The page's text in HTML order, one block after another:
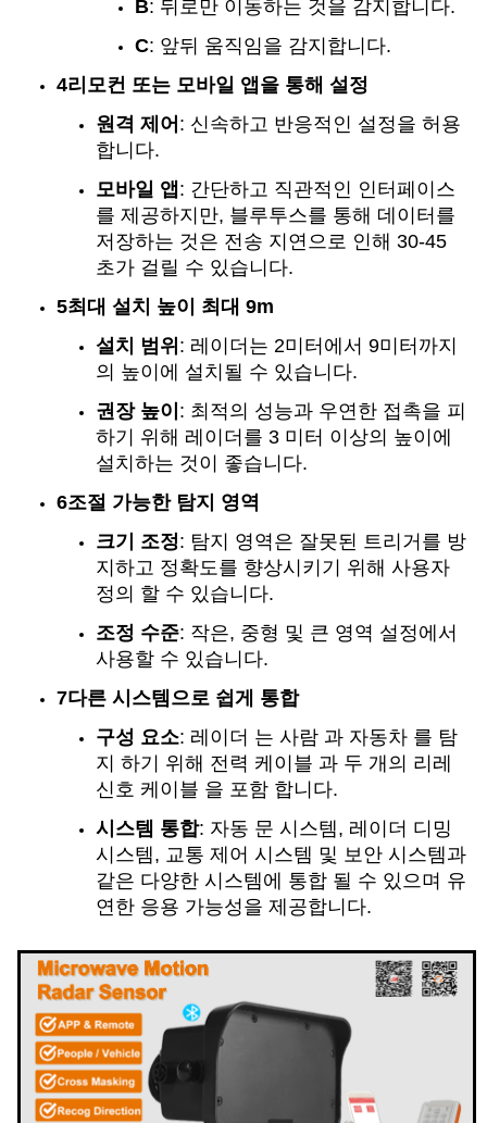
B: 뒤로만 이동하는 것을 감지합니다.
C: 앞뒤 움직임을 감지합니다.
4리모컨 또는 모바일 앱을 통해 설정
원격 제어 : 신속하고 반응적인 설정을 허용
합니다.
모바일 앱 : 간단하고 직관적인 인터페이스
를 제공하지만, 블루투스를 통해 데이터를
저장하는 것은 전송 지연으로 인해 30-45
초가 걸릴 수 있습니다.
5최대 설치 높이 최대 9m
설치 범위 : 레이더는 2미터에서 9미터까지
의 높이에 설치될 수 있습니다.
권장 높이 : 최적의 성능과 우연한 접촉을 피
하기 위해 레이더를 3 미터 이상의 높이에
설치하는 것이 좋습니다.
6조절 가능한 탐지 영역
크기 조정: 탐지 영역은 잘못된 트리거를 방
지하고 정확도를 향상시키기 위해 사용자
정의 할 수 있습니다.
조정 수준: 작은, 중형 및 큰 영역 설정에서
사용할 수 있습니다.
7다른 시스템으로 쉽게 통합
구성 요소: 레이더 는 사람 과 자동차 를 탐
지 하기 위해 전력 케이블 과 두 개의 리레
신호 케이블 을 포함 합니다.
시스템 통합: 자동 문 시스템, 레이더 디밍
시스템, 교통 제어 시스템 및 보안 시스템과
같은 다양한 시스템에 통합 될 수 있으며 유
연한 응용 가능성을 제공합니다.